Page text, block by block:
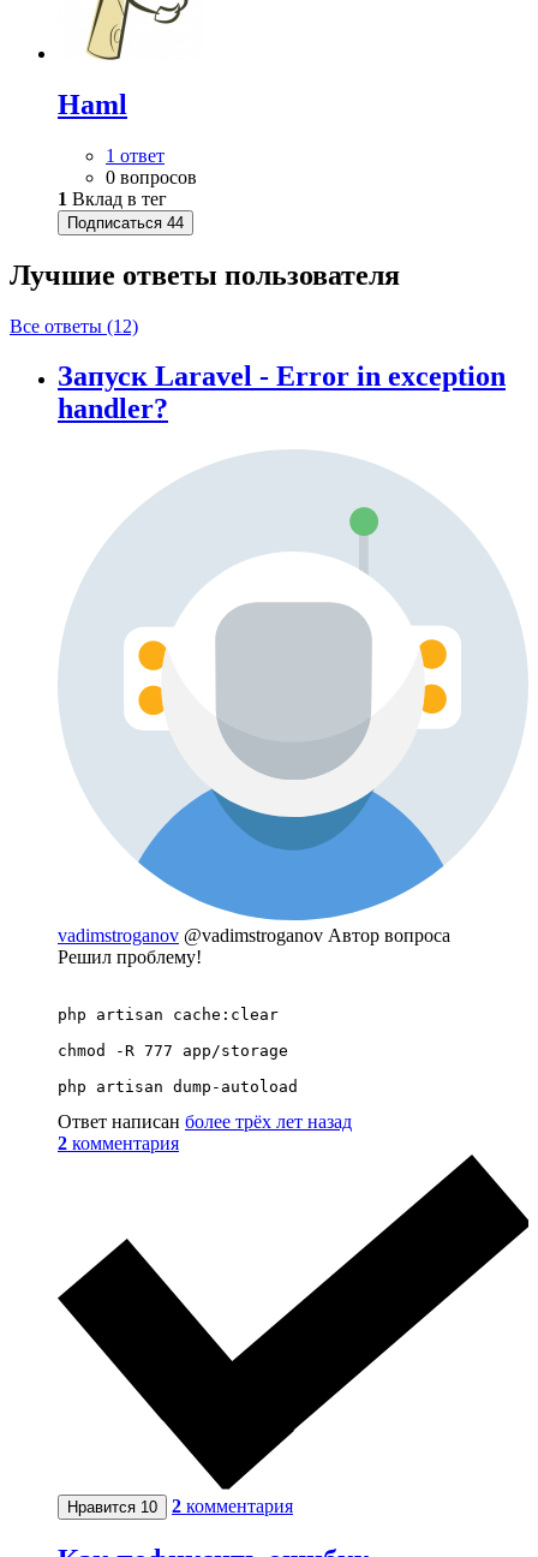
Haml
1 ответ
0 вопросов
1 Вклад в тег
Подписаться 44
Лучшие ответы пользователя
Все ответы (12)
Запуск Laravel - Error in exception
handler?
vadimstroganov @vadimstroganov Автор вопроса
Решил проблему!
php artisan cache:clear
chmod -R 777 app/storage
php artisan dump-autoload
Ответ написан более трёх лет назад
2 комментария
Нравится 10 2 комментария